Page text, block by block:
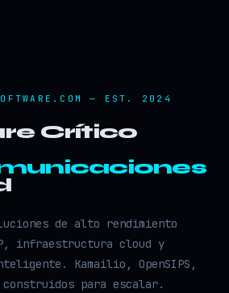
— EST. 2024
Crítico
de alto rendimiento
infraestructura cloud y
Kamailio, OpenSIPS,
para escalar.